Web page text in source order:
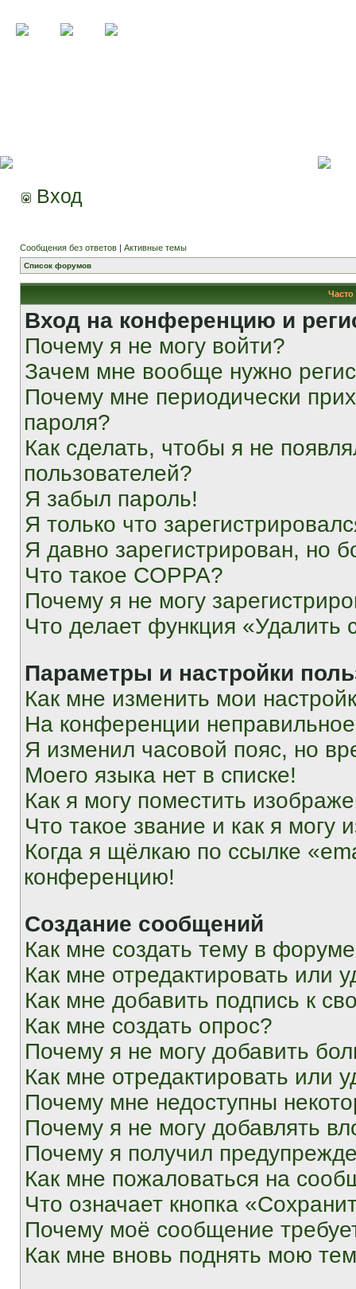
Вход
Сообщения без ответов | Активные темы
Список форумов
Вход на конференцию и
Почему я не могу войти?
Зачем мне вообще нужно
Почему мне периодически
пароля?
Как сделать, чтобы я не
пользователей?
Я забыл пароль!
Я только что
Я давно зарегистрирован, но
Что такое COPPA?
Почему я не могу
Что делает функция «Удалить
Параметры и настройки
Как мне изменить мои
На конференции
Я изменил часовой пояс, но
Моего языка нет в списке!
Как я могу поместить
Что такое звание и как я могу
Когда я щёлкаю по ссылке
конференцию!
Создание сообщений
Как мне создать тему в
Как мне отредактировать или
Как мне добавить подпись к
Как мне создать опрос?
Почему я не могу добавить
Как мне отредактировать или
Почему мне недоступны
Почему я не могу добавлять
Почему я получил
Как мне пожаловаться на
Что означает кнопка
Почему моё сообщение
Как мне вновь поднять мою